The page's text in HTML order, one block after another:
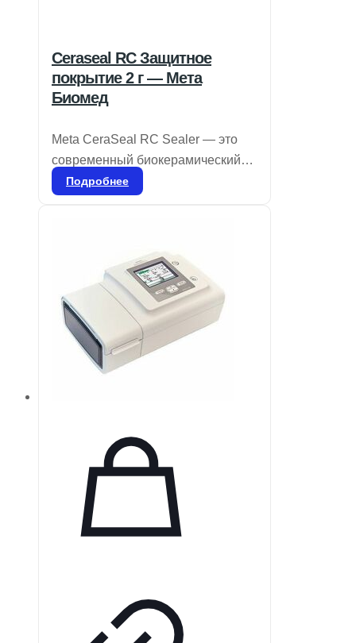
Ceraseal RC Защитное
покрытие 2 г — Мета
Биомед
Meta CeraSeal RC Sealer — это
современный биокерамический
герметик, обладающий
предотвращая попадание влаги и
бактерий в дентинные канальцы
благодаря кристаллизации
гидроксида кальция. CeraSeal
гарантирует идеальную плотность
в корневом канале и отличается
Подробнее